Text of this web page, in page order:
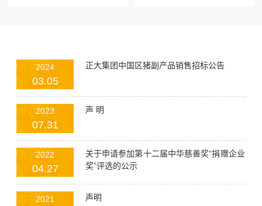
2024
03.05
正大集团中国区猪副产品销售招标公告
2023
07.31
声 明
2022
04.27
关于申请参加第十二届中华慈善奖“捐赠企业
奖”评选的公示
2021 声明